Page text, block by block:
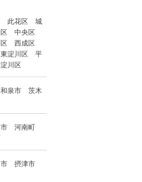
此花区
城
中央区
西成区
東淀川区
平
淀川区
和泉市
茨木
河南町
摂津市